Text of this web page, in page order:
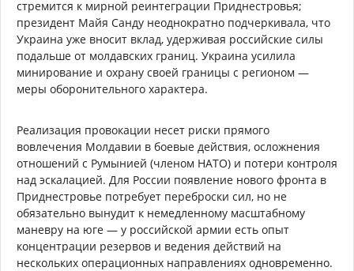
стремится к мирной реинтеграции Приднестровья;
президент Майя Санду неоднократно подчеркивала, что
Украина уже вносит вклад, удерживая российские силы
подальше от молдавских границ. Украина усилила
минирование и охрану своей границы с регионом —
меры оборонительного характера.
Реализация провокации несет риски прямого
вовлечения Молдавии в боевые действия, осложнения
отношений с Румынией (членом НАТО) и потери контроля
над эскалацией. Для России появление нового фронта в
Приднестровье потребует переброски сил, но не
обязательно вынудит к немедленному масштабному
маневру на юге — у российской армии есть опыт
концентрации резервов и ведения действий на
нескольких операционных направлениях одновременно.